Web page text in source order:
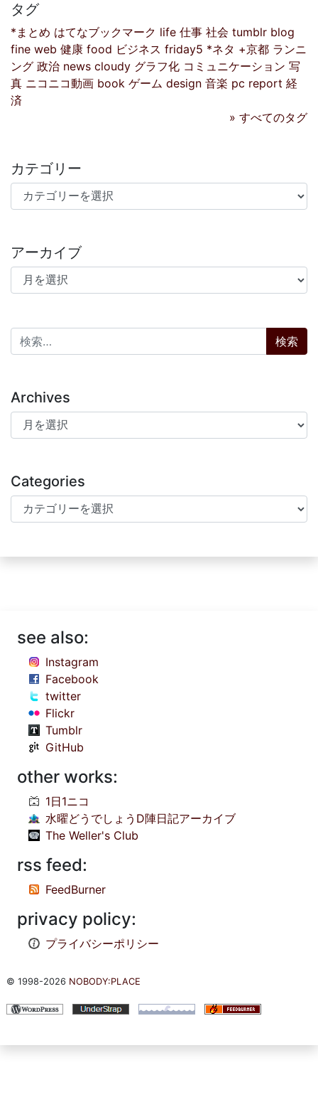
タグ
*まとめ はてなブックマーク life 仕事 社会 tumblr blog
fine web 健康 food ビジネス friday5 *ネタ +京都 ランニ
ング 政治 news cloudy グラフ化 コミュニケーション 写
真 ニコニコ動画 book ゲーム design 音楽 pc report 経
済
» すべてのタグ
カテゴリー
カテゴリー
アーカイブ
アーカイブ
検索:
Archives
Archives
Categories
Categories
see also:
Instagram
Facebook
twitter
Flickr
Tumblr
GitHub
other works:
1日1ニコ
水曜どうでしょうD陣日記アーカイブ
The Weller's Club
rss feed:
FeedBurner
privacy policy:
プライバシーポリシー
© 1998-2026 NOBODY:PLACE